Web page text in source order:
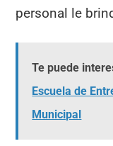
personal le
Te puede
Escuela de
Municipal